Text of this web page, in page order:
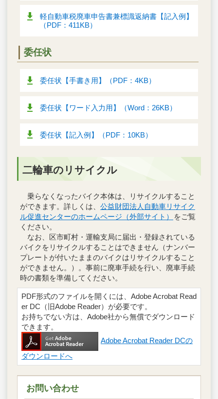
軽自動車税廃車申告書兼標識返納書【記入例】
（PDF：411KB）
委任状
委任状【手書き用】（PDF：4KB）
委任状【ワード入力用】（Word：26KB）
委任状【記入例】（PDF：10KB）
二輪車のリサイクル
乗らなくなったバイク本体は、リサイクルすること
ができます。詳しくは、 公益財団法人自動車リサイク
ル促進センターのホームページ（外部サイト）
をご覧
ください。
なお、区市町村・運輸支局に届出・登録されている
バイクをリサイクルすることはできません（ナンバー
プレートが付いたままのバイクはリサイクルすること
ができません。）。事前に廃車手続を行い、廃車手続
時の書類を準備してください。
PDF形式のファイルを開くには、Adobe Acrobat Read
er DC（旧Adobe Reader）が必要です。
お持ちでない方は、Adobe社から無償でダウンロード
できます。
Adobe Acrobat Reader DCの
ダウンロードへ
お問い合わせ